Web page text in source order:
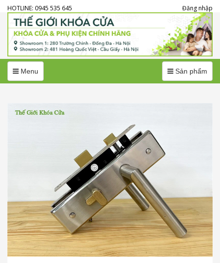
HOTLINE: 0945 535 645 Đăng nhập
MenuMenu MenuSản phẩm